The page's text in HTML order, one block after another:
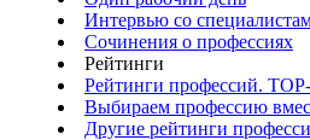
Интервью со
Сочинения о профессиях
Рейтинги
Рейтинги профессий.
Выбираем профессию
Другие рейтинги